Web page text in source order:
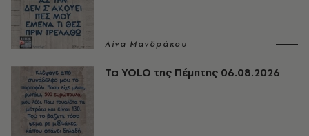
Λίνα Μανδράκου
Τα YOLO της Πέμπτης 06.08.2026